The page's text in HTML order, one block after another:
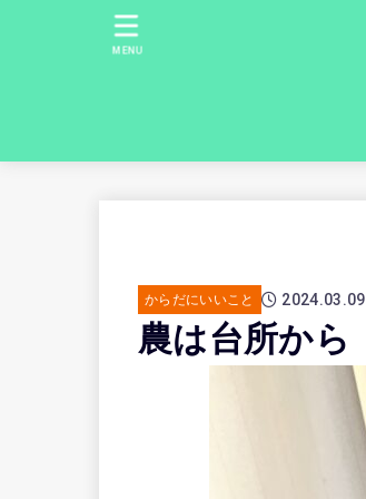
MENU
からだにいいこと 2024.03.09
農は台所から